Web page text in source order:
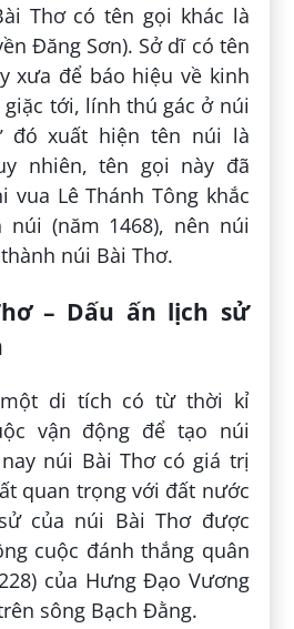
Thơ có tên gọi khác là
Đăng Sơn). Sở dĩ có tên
xưa để báo hiệu về kinh
tới, lính thú gác ở núi
đó xuất hiện tên núi là
nhiên, tên gọi này đã
vua Lê Thánh Tông khắc
(năm 1468), nên núi
núi Bài Thơ.
– Dấu ấn lịch sử
di tích có từ thời kỉ
vận động để tạo núi
núi Bài Thơ có giá trị
quan trọng với đất nước
của núi Bài Thơ được
cuộc đánh thắng quân
của Hưng Đạo Vương
sông Bạch Đằng.